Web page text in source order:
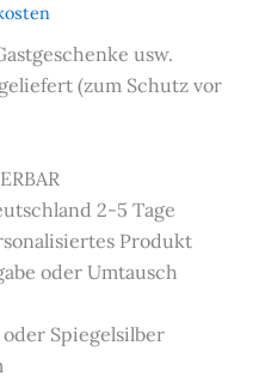
usw.
(zum Schutz vor
2-5 Tage
Produkt
oder Umtausch
Spiegelsilber